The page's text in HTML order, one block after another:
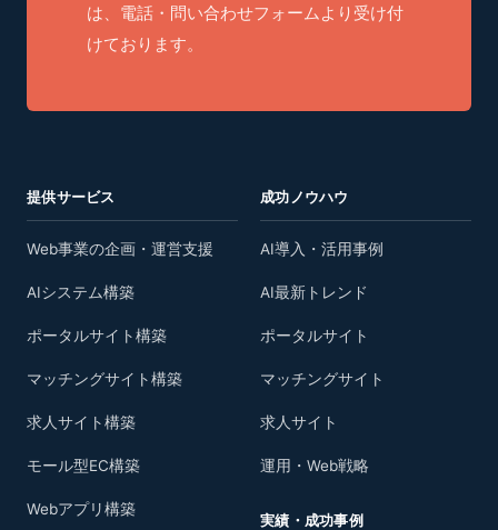
は、電話・問い合わせフォームより受け付
けております。
提供サービス
Web事業の企画・運営支援
AIシステム構築
ポータルサイト構築
マッチングサイト構築
求人サイト構築
モール型EC構築
Webアプリ構築
成功ノウハウ
AI導入・活用事例
AI最新トレンド
ポータルサイト
マッチングサイト
求人サイト
運用・Web戦略
実績・成功事例